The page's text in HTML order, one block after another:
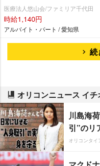
医療法人悠山会/ファミリア千代田
時給1,140円
アルバイト・パート / 愛知県
続
オリコンニュース イ
川島海
引”のリ
オリコンタイ